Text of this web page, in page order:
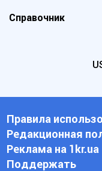
Справочник
Правила
Редакционная
Реклама на 1kr.ua
Поддержать